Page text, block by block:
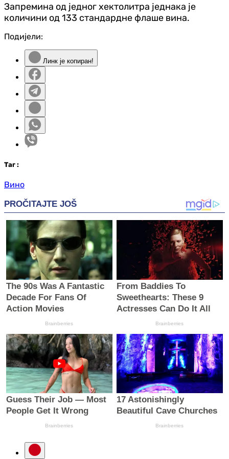
Запремина од једног хектолитра једнака је
количини од 133 стандардне флаше вина.
Подијели:
Линк је копиран!
Таг :
Вино